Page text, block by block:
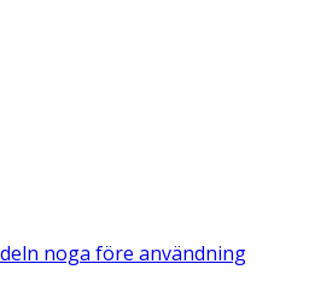
noga före användning